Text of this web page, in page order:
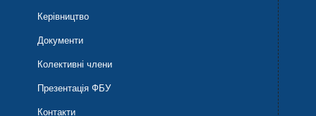
Керівництво
Документи
Колективні члени
Презентація ФБУ
Контакти